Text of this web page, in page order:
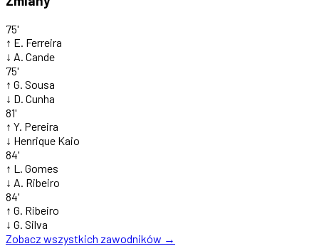
75'
↑ E. Ferreira
↓ A. Cande
75'
↑ G. Sousa
↓ D. Cunha
81'
↑ Y. Pereira
↓ Henrique Kaio
84'
↑ L. Gomes
↓ A. Ribeiro
84'
↑ G. Ribeiro
↓ G. Silva
Zobacz wszystkich zawodników →